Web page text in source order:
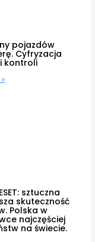
pojazdów
Cyfryzacja
kontroli
sztuczna
skuteczność
Polska w
najczęściej
na świecie.